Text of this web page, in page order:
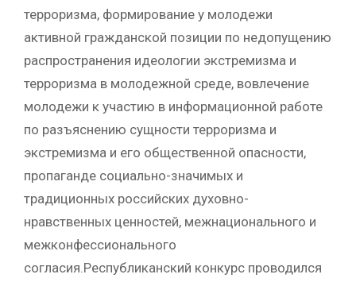
терроризма, формирование у молодежи
активной гражданской позиции по недопущению
распространения идеологии экстремизма и
терроризма в молодежной среде, вовлечение
молодежи к участию в информационной работе
по разъяснению сущности терроризма и
экстремизма и его общественной опасности,
пропаганде социально-значимых и
традиционных российских духовно-
нравственных ценностей, межнационального и
межконфессионального
согласия.Республиканский конкурс проводился